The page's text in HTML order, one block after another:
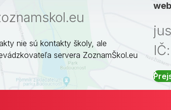
nie sú kontakty školy, ale
servera ZoznamŠkol.eu